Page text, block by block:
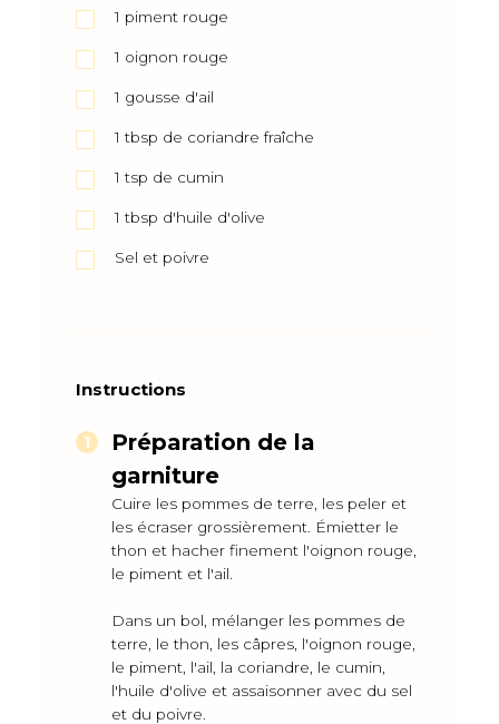
1 piment rouge
1 oignon rouge
1 gousse d'ail
1 tbsp de coriandre fraîche
1 tsp de cumin
1 tbsp d'huile d'olive
Sel et poivre
Instructions
Préparation de la
garniture
Cuire les pommes de terre, les peler et
les écraser grossièrement. Émietter le
thon et hacher finement l'oignon rouge,
le piment et l'ail.
Dans un bol, mélanger les pommes de
terre, le thon, les câpres, l'oignon rouge,
le piment, l'ail, la coriandre, le cumin,
l'huile d'olive et assaisonner avec du sel
et du poivre.